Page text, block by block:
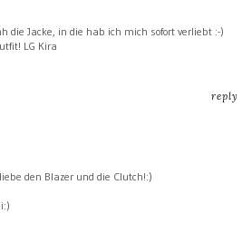
die Jacke, in die hab ich mich sofort verliebt :-)
LG Kira
reply
den Blazer und die Clutch!:)